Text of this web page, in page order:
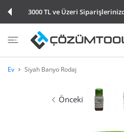
ATLA 3000 TL ve Üzeri
Ev Siyah Banyo Rodaj
Önceki